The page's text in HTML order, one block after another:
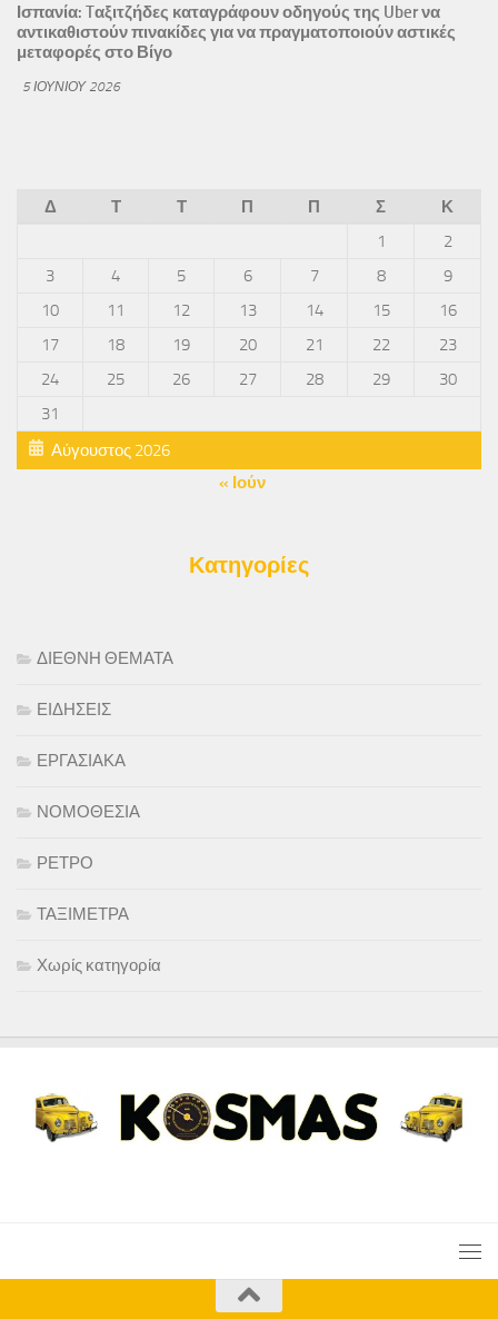
Ισπανία: Tαξιτζήδες καταγράφουν οδηγούς της Uber να
αντικαθιστούν πινακίδες για να πραγματοποιούν αστικές
μεταφορές στο Βίγο
5 ΙΟΥΝΊΟΥ 2026
Αύγουστος 2026
Δ Τ Τ Π Π Σ
Κ
1
2
3
4 5 6 7 8
9
10
11 12 13 14 15
16
17
18 19 20 21 22
23
24
25 26 27 28 29
30
31
« Ιούν
Κατηγορίες
ΔΙΕΘΝΗ ΘΕΜΑΤΑ
ΕΙΔΗΣΕΙΣ
ΕΡΓΑΣΙΑΚΑ
ΝΟΜΟΘΕΣΙΑ
ΡΕΤΡΟ
ΤΑΞΙΜΕΤΡΑ
Χωρίς κατηγορία